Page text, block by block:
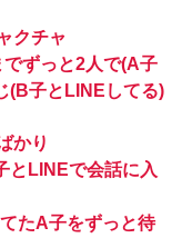
クチャ
ずっと2人で(A子
(B子とLINEしてる)
かり
とLINEで会話に入
たA子をずっと待